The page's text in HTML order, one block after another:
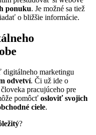
ponuku. Je možné sa tiež
o bližšie informácie.
digitálneho marketingu
odvetví. Či už ide o
pracujúceho pre
pomôcť osloviť svojich
ciele.
?